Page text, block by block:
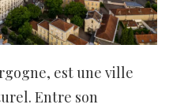
est une ville
Entre son